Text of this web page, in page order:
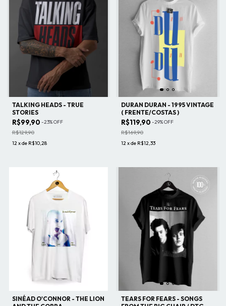
TALKING HEADS - TRUE
STORIES
R$99,90 -23%OFF
R$129,90
12xde R$10,28
DURAN DURAN - 1995 VINTAGE
( FRENTE/COSTAS )
R$119,90 -29%OFF
R$169,90
12xde R$12,33
SINÉAD O'CONNOR - THE LION
TEARS FOR FEARS - SONGS